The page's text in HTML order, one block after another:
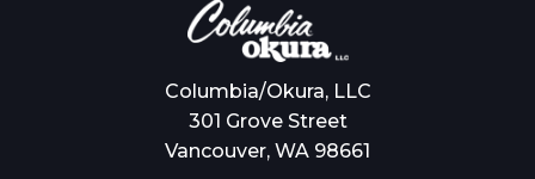
Columbia/Okura, LLC
301 Grove Street
Vancouver, WA 98661